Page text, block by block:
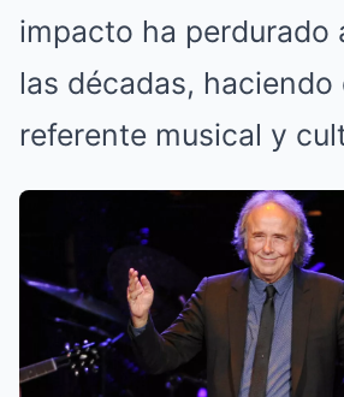
impacto ha perdurado
las décadas, haciendo
referente musical y